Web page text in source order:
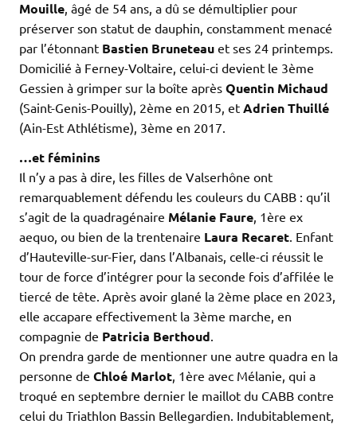
Mouille , âgé de 54 ans, a dû se démultiplier pour
préserver son statut de dauphin, constamment menacé
par l’étonnant Bastien Bruneteau et ses 24 printemps.
Domicilié à Ferney-Voltaire, celui-ci devient le 3ème
Gessien à grimper sur la boîte après Quentin Michaud
(Saint-Genis-Pouilly), 2ème en 2015, et Adrien Thuillé
(Ain-Est Athlétisme), 3ème en 2017.
…et féminins
Il n’y a pas à dire, les filles de Valserhône ont
remarquablement défendu les couleurs du CABB : qu’il
s’agit de la quadragénaire Mélanie Faure , 1ère ex
aequo, ou bien de la trentenaire Laura Recaret . Enfant
d’Hauteville-sur-Fier, dans l’Albanais, celle-ci réussit le
tour de force d’intégrer pour la seconde fois d’affilée le
tiercé de tête. Après avoir glané la 2ème place en 2023,
elle accapare effectivement la 3ème marche, en
compagnie de Patricia Berthoud
On prendra garde de mentionner une autre quadra en la
personne de Chloé Marlot , 1ère avec Mélanie, qui a
troqué en septembre dernier le maillot du CABB contre
celui du Triathlon Bassin Bellegardien. Indubitablement,